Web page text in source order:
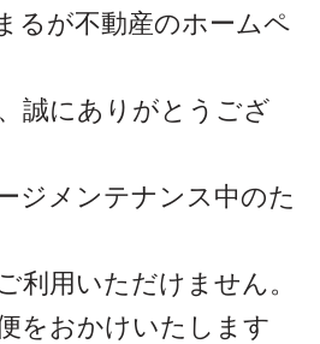
るが不動産のホームペ
誠にありがとうござ
ジメンテナンス中のた
利用いただけません。
をおかけいたします